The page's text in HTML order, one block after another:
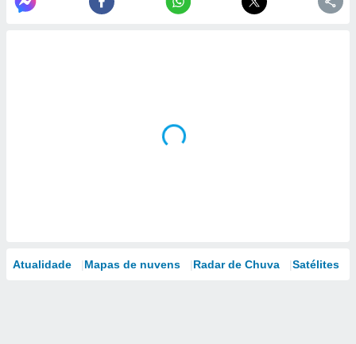
Atualidade Mapas de nuvens Radar de Chuva Satélites